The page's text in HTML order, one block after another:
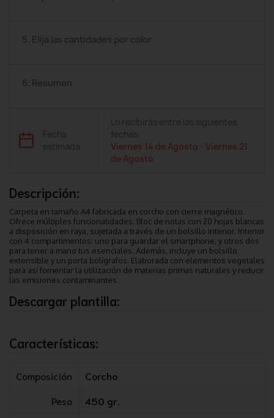
5. Elija las cantidades por color
6. Resumen
Fecha
estimada
Lo recibirás entre las siguientes
fechas:
Viernes 14 de Agosto -Viernes 21
de Agosto
Descripción:
Carpeta en tamaño A4 fabricada en corcho con cierre magnético.
Ofrece múltiples funcionalidades. Bloc de notas con 20 hojas blancas
a disposición en raya, sujetada a través de un bolsillo interior. Interior
con 4 compartimentos; uno para guardar el smartphone, y otros dos
para tener a mano tus esenciales. Además, incluye un bolsillo
extensible y un porta bolígrafos. Elaborada con elementos vegetales
para así fomentar la utilización de materias primas naturales y reducir
las emisiones contaminantes.
Descargar plantilla:
Características:
Composición
Corcho
Peso
450 gr.